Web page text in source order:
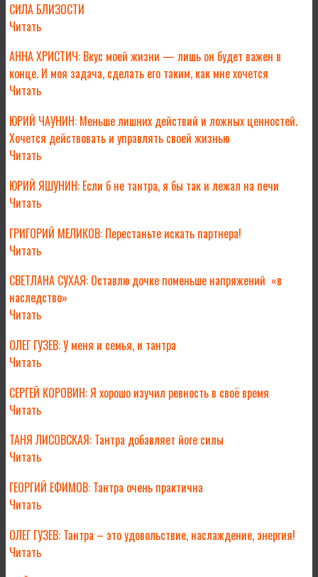
СИЛА БЛИЗОСТИ
Читать
АННА ХРИСТИЧ: Вкус моей жизни — лишь он будет важен в
конце. И моя задача, сделать его таким, как мне хочется
Читать
ЮРИЙ ЧАУНИН: Меньше лишних действий и ложных ценностей.
Хочется действовать и управлять своей жизнью
Читать
ЮРИЙ ЯШУНИН: Если б не тантра, я бы так и лежал на печи
Читать
ГРИГОРИЙ МЕЛИКОВ: Перестаньте искать партнера!
Читать
СВЕТЛАНА СУХАЯ: Оставлю дочке поменьше напряжений «в
наследство»
Читать
ОЛЕГ ГУЗЕВ: У меня и семья, и тантра
Читать
СЕРГЕЙ КОРОВИН: Я хорошо изучил ревность в своё время
Читать
ТАНЯ ЛИСОВСКАЯ: Тантра добавляет йоге силы
Читать
ГЕОРГИЙ ЕФИМОВ: Тантра очень практична
Читать
ОЛЕГ ГУЗЕВ: Тантра – это удовольствие, наслаждение, энергия!
Читать